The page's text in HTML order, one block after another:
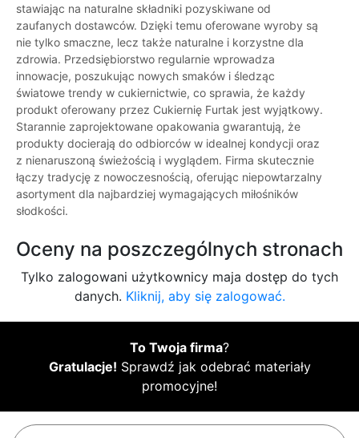
stawiając na naturalne składniki pozyskiwane od
zaufanych dostawców. Dzięki temu oferowane wyroby są
nie tylko smaczne, lecz także naturalne i korzystne dla
zdrowia. Przedsiębiorstwo regularnie wprowadza
innowacje, poszukując nowych smaków i śledząc
światowe trendy w cukiernictwie, co sprawia, że każdy
produkt oferowany przez Cukiernię Furtak jest wyjątkowy.
Starannie zaprojektowane opakowania gwarantują, że
produkty docierają do odbiorców w idealnej kondycji oraz
z nienaruszoną świeżością i wyglądem. Firma skutecznie
łączy tradycję z nowoczesnością, oferując niepowtarzalny
asortyment dla najbardziej wymagających miłośników
słodkości.
Oceny na poszczególnych stronach
Tylko zalogowani użytkownicy maja dostęp do tych
danych. Kliknij, aby się zalogować.
To Twoja firma?
Gratulacje! Sprawdź jak odebrać materiały
promocyjne!